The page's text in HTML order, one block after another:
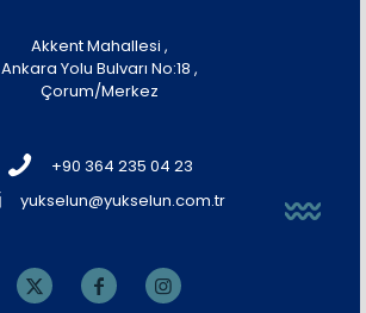
Akkent Mahallesi ,
Ankara Yolu Bulvarı No:18 ,
Çorum/Merkez
+90 364 235 04 23
yukselun@yukselun.com.tr